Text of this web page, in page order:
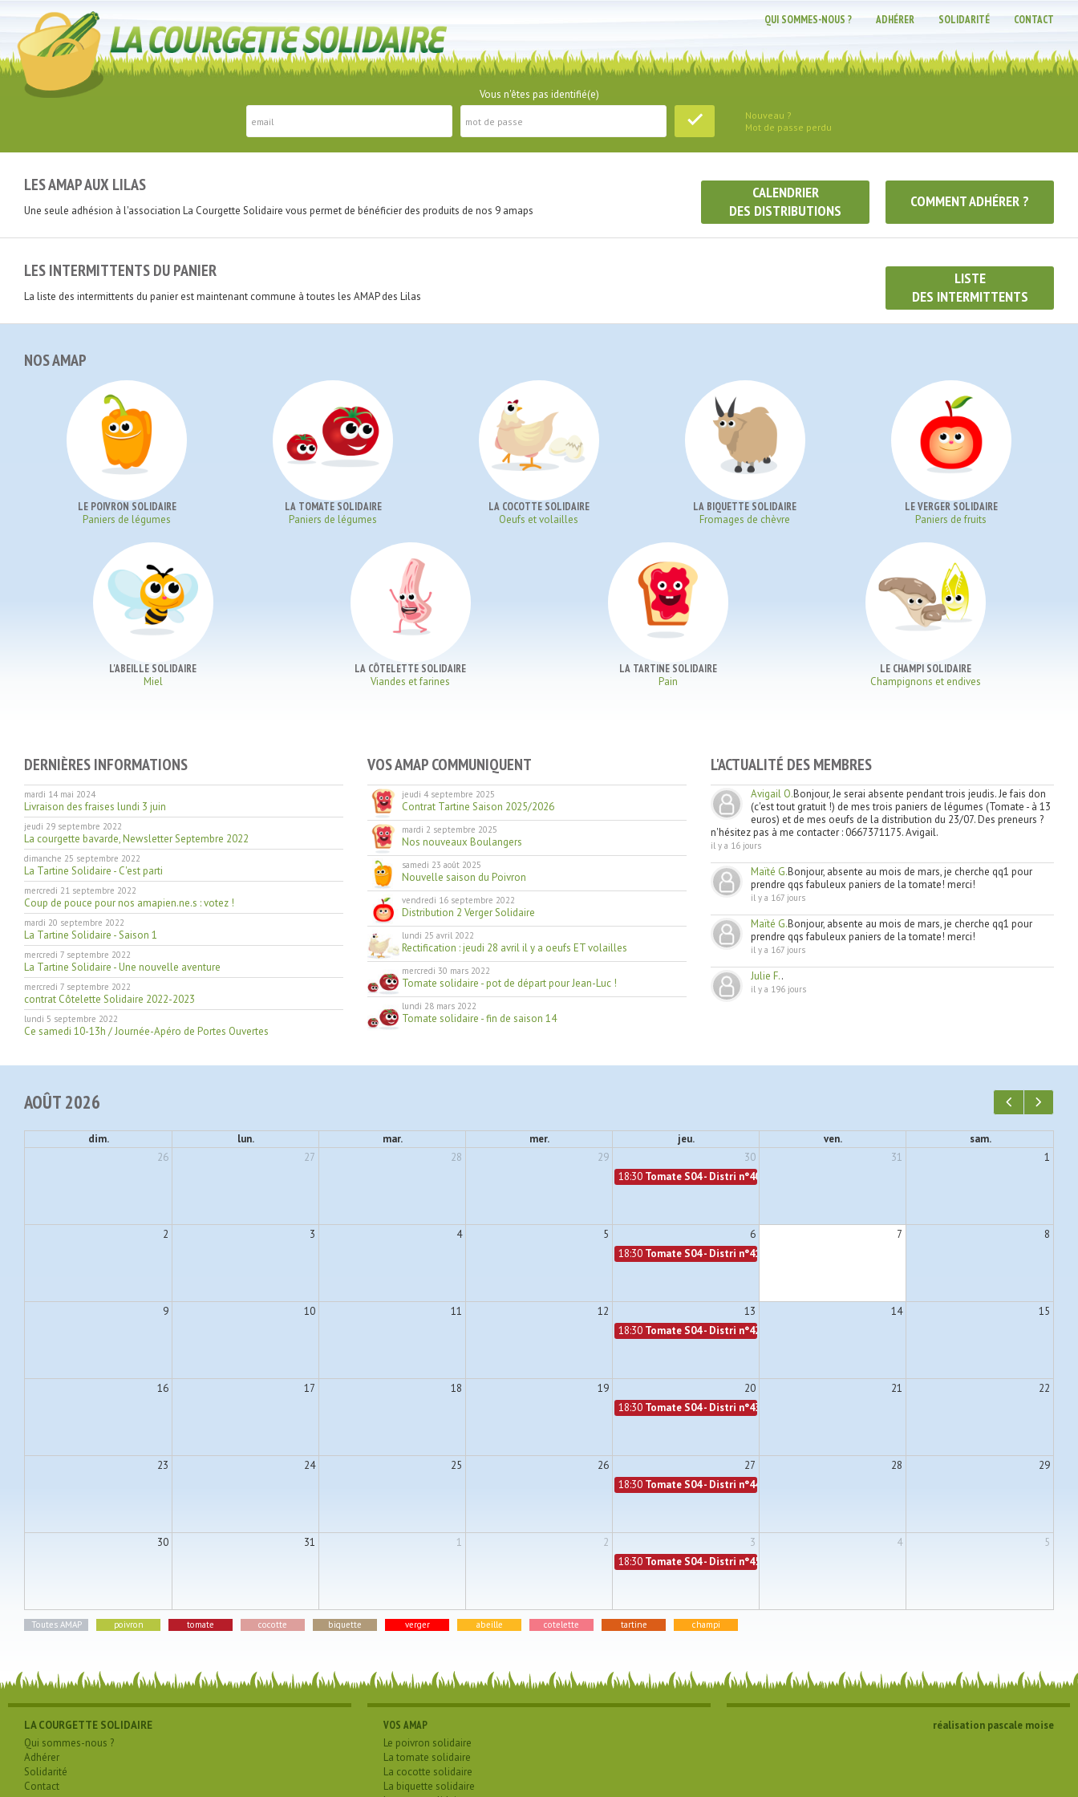
QUI SOMMES-NOUS ? ADHÉRER SOLIDARITÉ CONTACT
Vous n'êtes pas identifié(e)
Nouveau ?
Mot de passe perdu
LES AMAP AUX LILAS
Une seule adhésion à l'association La Courgette Solidaire vous permet de bénéficier des produits de nos 9 amaps
COMMENT ADHÉRER ?
CALENDRIER
DES DISTRIBUTIONS
LES INTERMITTENTS DU PANIER
La liste des intermittents du panier est maintenant commune à toutes les AMAP des Lilas
LISTE
DES INTERMITTENTS
NOS AMAP
LE POIVRON SOLIDAIRE
Paniers de légumes
LA TOMATE SOLIDAIRE
Paniers de légumes
LA COCOTTE SOLIDAIRE
Oeufs et volailles
LA BIQUETTE SOLIDAIRE
Fromages de chèvre
LE VERGER SOLIDAIRE
Paniers de fruits
L'ABEILLE SOLIDAIRE
Miel
LA CÔTELETTE SOLIDAIRE
Viandes et farines
LA TARTINE SOLIDAIRE
Pain
LE CHAMPI SOLIDAIRE
Champignons et endives
DERNIÈRES INFORMATIONS
mardi 14 mai 2024
Livraison des fraises lundi 3 juin
jeudi 29 septembre 2022
La courgette bavarde, Newsletter Septembre 2022
dimanche 25 septembre 2022
La Tartine Solidaire - C'est parti
mercredi 21 septembre 2022
Coup de pouce pour nos amapien.ne.s : votez !
mardi 20 septembre 2022
La Tartine Solidaire - Saison 1
mercredi 7 septembre 2022
La Tartine Solidaire - Une nouvelle aventure
mercredi 7 septembre 2022
contrat Côtelette Solidaire 2022-2023
lundi 5 septembre 2022
Ce samedi 10-13h / Journée-Apéro de Portes Ouvertes
VOS AMAP COMMUNIQUENT
jeudi 4 septembre 2025
Contrat Tartine Saison 2025/2026
mardi 2 septembre 2025
Nos nouveaux Boulangers
samedi 23 août 2025
Nouvelle saison du Poivron
vendredi 16 septembre 2022
Distribution 2 Verger Solidaire
lundi 25 avril 2022
Rectification : jeudi 28 avril il y a oeufs ET volailles
mercredi 30 mars 2022
Tomate solidaire - pot de départ pour Jean-Luc !
lundi 28 mars 2022
Tomate solidaire - fin de saison 14
L'ACTUALITÉ DES MEMBRES
Avigail O.Bonjour, Je serai absente pendant trois jeudis. Je fais don
(c'est tout gratuit !) de mes trois paniers de légumes (Tomate - à 13
euros) et de mes oeufs de la distribution du 23/07. Des preneurs ?
n'hésitez pas à me contacter : 0667371175. Avigail.
il y a 16 jours
Maïté G.Bonjour, absente au mois de mars, je cherche qq1 pour
prendre qqs fabuleux paniers de la tomate! merci!
il y a 167 jours
Maïté G.Bonjour, absente au mois de mars, je cherche qq1 pour
prendre qqs fabuleux paniers de la tomate! merci!
il y a 167 jours
Julie F..
il y a 196 jours
AOÛT 2026
dim. lun. mar. mer. jeu. ven.
sam.
26
27 28 29
30
18:30 Tomate S04 - Distri n°40
31 1
2 3 4 5
6
18:30 Tomate S04 - Distri n°41
7 8
9 10 11 12
13
18:30 Tomate S04 - Distri n°42
14 15
16 17 18 19
20
18:30 Tomate S04 - Distri n°43
21 22
23 24 25 26
27
18:30 Tomate S04 - Distri n°44
28 29
30 31 1 2
3
18:30 Tomate S04 - Distri n°45
4 5
Toutes AMAP poivron tomate cocotte biquette verger abeille cotelette tartine champi
LA COURGETTE SOLIDAIRE
Qui sommes-nous ?
Adhérer
Solidarité
Contact
VOS AMAP
Le poivron solidaire
La tomate solidaire
La cocotte solidaire
La biquette solidaire
réalisation pascale moise